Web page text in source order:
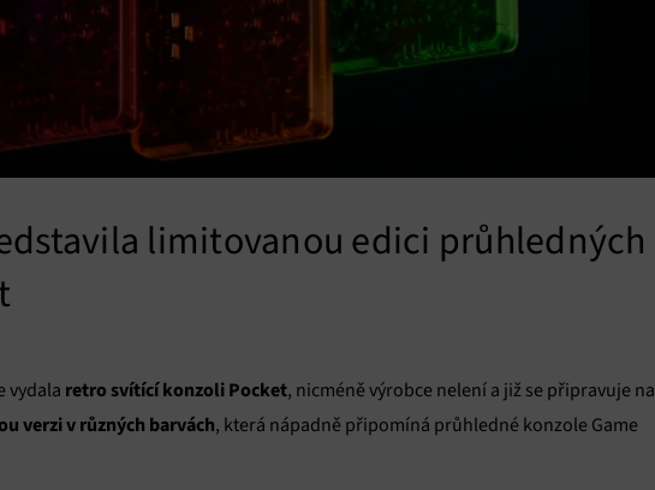
limitovanou edici průhledných
vydala retro svítící konzoli Pocket, nicméně výrobce nelení a již se připravuje na
verzi v různých barvách, která nápadně připomíná průhledné konzole Game